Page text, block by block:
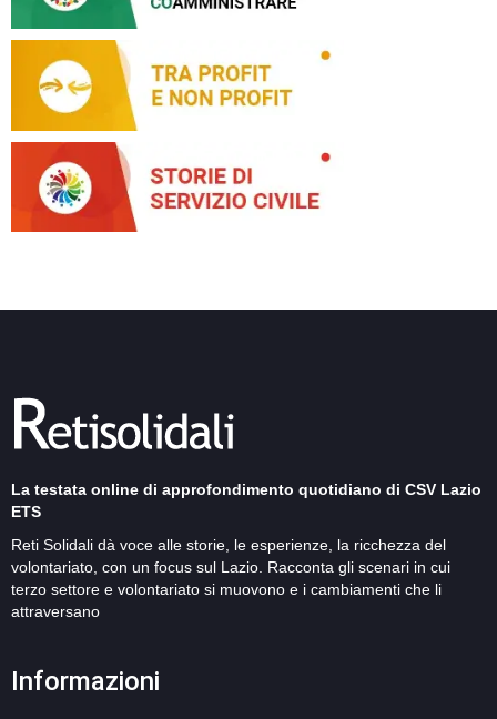
La testata online di approfondimento quotidiano di CSV Lazio
ETS
Reti Solidali dà voce alle storie, le esperienze, la ricchezza del
volontariato, con un focus sul Lazio. Racconta gli scenari in cui
terzo settore e volontariato si muovono e i cambiamenti che li
attraversano
Informazioni